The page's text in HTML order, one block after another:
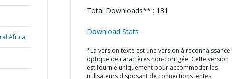
Africa,
Total Downloads** : 131
Download Stats
*La version texte est une version à reconnaissance
optique de caractères non-corrigée. Cette version
est fournie uniquement pour accommoder les
utilisateurs disposant de connections lentes.